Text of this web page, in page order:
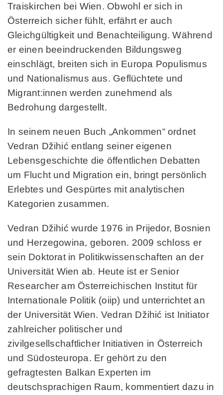
Traiskirchen bei Wien. Obwohl er sich in
Österreich sicher fühlt, erfährt er auch
Gleichgültigkeit und Benachteiligung. Während
er einen beeindruckenden Bildungsweg
einschlägt, breiten sich in Europa Populismus
und Nationalismus aus. Geflüchtete und
Migrant:innen werden zunehmend als
Bedrohung dargestellt.
In seinem neuen Buch „Ankommen“ordnet
Vedran Džihić entlang seiner eigenen
Lebensgeschichte die öffentlichen Debatten
um Flucht und Migration ein, bringt persönlich
Erlebtes und Gespürtes mit analytischen
Kategorien zusammen.
Vedran Džihić wurde 1976 in Prijedor, Bosnien
und Herzegowina, geboren. 2009 schloss er
sein Doktorat in Politikwissenschaften an der
Universität Wien ab. Heute ist er Senior
Researcher am Österreichischen Institut für
Internationale Politik (oiip) und unterrichtet an
der Universität Wien. Vedran Džihić ist Initiator
zahlreicher politischer und
zivilgesellschaftlicher Initiativen in Österreich
und Südosteuropa. Er gehört zu den
gefragtesten Balkan Experten im
deutschsprachigen Raum, kommentiert dazu in